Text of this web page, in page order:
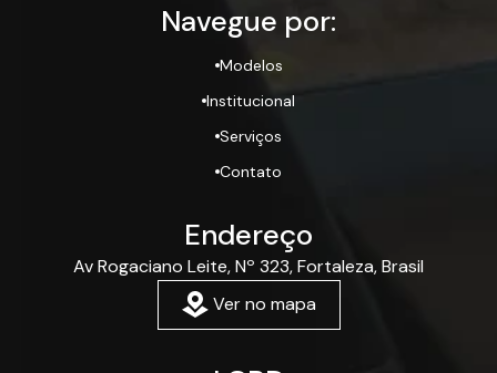
Navegue por:
Modelos
Institucional
Serviços
Contato
Endereço
Av Rogaciano Leite, Nº 323, Fortaleza, Brasil
Ver no mapa